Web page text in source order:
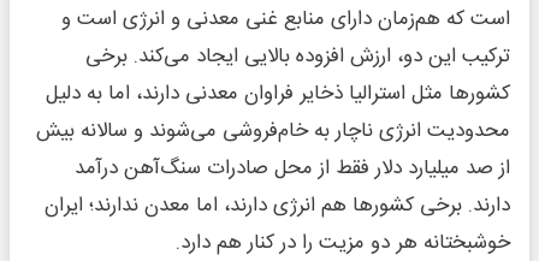
است که هم‌زمان دارای منابع غنی معدنی و انرژی است و
ترکیب این دو، ارزش افزوده بالایی ایجاد می‌کند. برخی
کشور‌ها مثل استرالیا ذخایر فراوان معدنی دارند، اما به دلیل
محدودیت انرژی ناچار به خام‌فروشی می‌شوند و سالانه بیش
از صد میلیارد دلار فقط از محل صادرات سنگ‌آهن درآمد
دارند. برخی کشور‌ها هم انرژی دارند، اما معدن ندارند؛ ایران
خوشبختانه هر دو مزیت را در کنار هم دارد.